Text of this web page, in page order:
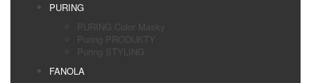
PURING
PURING Color Masky
Puring PRODUKTY
Puring STYLING
FANOLA